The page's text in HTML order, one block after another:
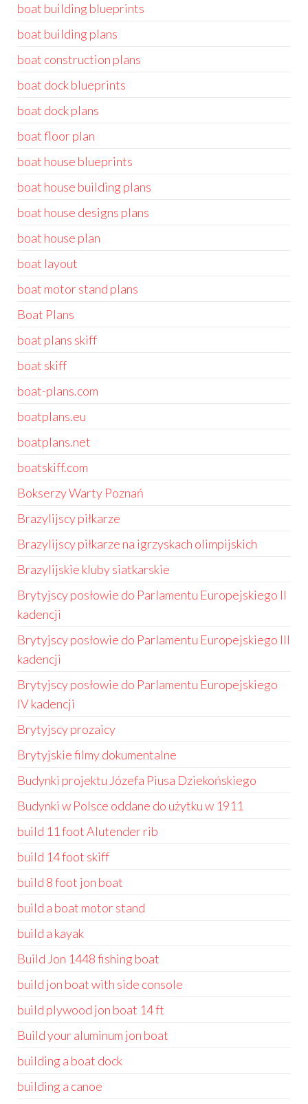
boat building blueprints
boat building plans
boat construction plans
boat dock blueprints
boat dock plans
boat floor plan
boat house blueprints
boat house building plans
boat house designs plans
boat house plan
boat layout
boat motor stand plans
Boat Plans
boat plans skiff
boat skiff
boat-plans.com
boatplans.eu
boatplans.net
boatskiff.com
Bokserzy Warty Poznań
Brazylijscy piłkarze
Brazylijscy piłkarze na igrzyskach olimpijskich
Brazylijskie kluby siatkarskie
Brytyjscy posłowie do Parlamentu Europejskiego II
kadencji
Brytyjscy posłowie do Parlamentu Europejskiego III
kadencji
Brytyjscy posłowie do Parlamentu Europejskiego
IV kadencji
Brytyjscy prozaicy
Brytyjskie filmy dokumentalne
Budynki projektu Józefa Piusa Dziekońskiego
Budynki w Polsce oddane do użytku w 1911
build 11 foot Alutender rib
build 14 foot skiff
build 8 foot jon boat
build a boat motor stand
build a kayak
Build Jon 1448 fishing boat
build jon boat with side console
build plywood jon boat 14 ft
Build your aluminum jon boat
building a boat dock
building a canoe